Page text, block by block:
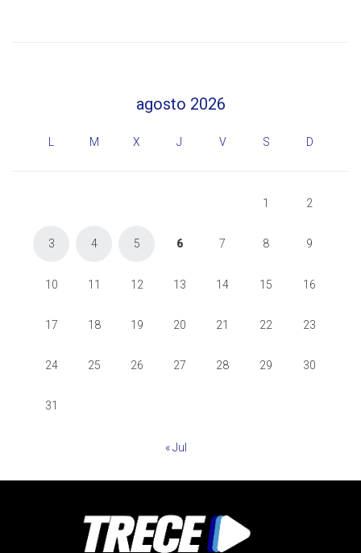
agosto 2026
M X J V S D
1 2
3 4 5 6 7 8 9
10 11 12 13 14 15 16
17 18 19 20 21 22 23
24 25 26 27 28 29 30
31
« Jul